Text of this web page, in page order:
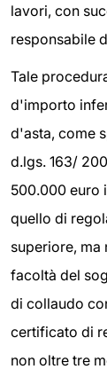
lavori, con
responsabile
Tale
d'importo
d'asta, come
d.lgs. 163/
500.000 euro
quello di
superiore, ma
facoltà del
di collaudo
certificato di
non oltre tre